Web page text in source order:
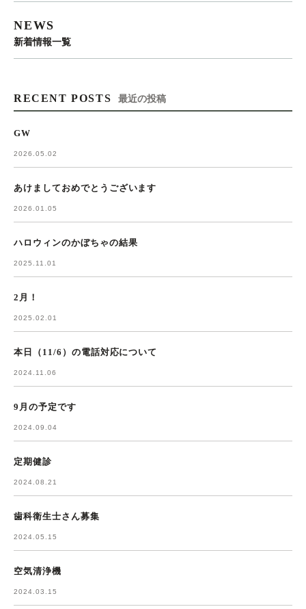
NEWS
新着情報一覧
RECENT POSTS 最近の投稿
GW
2026.05.02
あけましておめでとうございます
2026.01.05
ハロウィンのかぼちゃの結果
2025.11.01
2月！
2025.02.01
本日（11/6）の電話対応について
2024.11.06
9月の予定です
2024.09.04
定期健診
2024.08.21
歯科衛生士さん募集
2024.05.15
空気清浄機
2024.03.15